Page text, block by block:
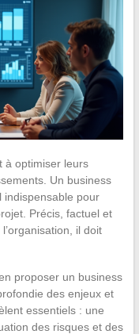
à optimiser leurs
Un business
indispensable pour
Précis, factuel et
il doit
proposer un business
des enjeux et
essentiels : une
des risques et des